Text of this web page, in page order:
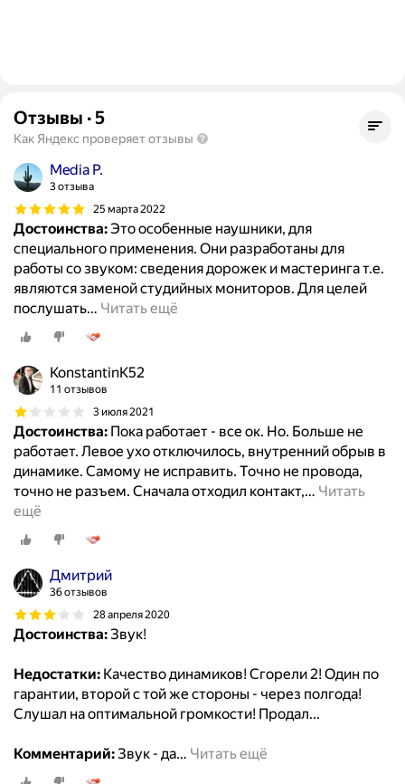
Отзывы ·5
Как Яндекс проверяет отзывы
Media P.
3 отзыва
25 марта 2022
Достоинства:Это особенные наушники, для
специального применения. Они разработаны для
работы со звуком: сведения дорожек и мастеринга т.е.
являются заменой студийных мониторов. Для целей
послушать… Читать ещё
KonstantinK52
11 отзывов
3 июля 2021
Достоинства: Пока работает - все ок. Но. Больше не
работает. Левое ухо отключилось, внутренний обрыв в
динамике. Самому не исправить. Точно не провода,
точно не разъем. Сначала отходил контакт,… Читать
ещё
Дмитрий
36 отзывов
28 апреля 2020
Достоинства:Звук!
Недостатки: Качество динамиков! Сгорели 2! Один по
гарантии, второй с той же стороны - через полгода!
Слушал на оптимальной громкости! Продал...
Комментарий:Звук - да… Читать ещё